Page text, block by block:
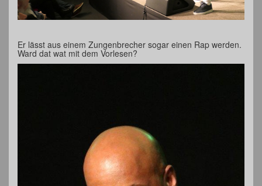
Er lässt aus einem Zungenbrecher sogar einen Rap werden.
Ward dat wat mit dem Vorlesen?